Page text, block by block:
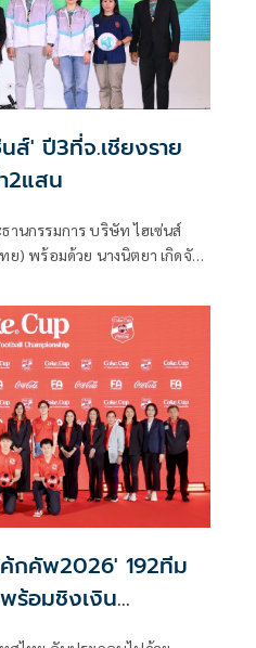
ส์' ปี3ที่จ.เชียงราย
2แสน
านกรรมการ บริษัท ไฮเซ่นส์
ย) พร้อมด้วย นางนิตยา เกิดจัน
ลงข่าว “การแข่งขันฟุตบอล 7
3” และ จับสลากแบ่งกลุ่มการ
ติยะไพรัช ประธานสภา
ชยา โกแสนตอ เป็นที่ปรึกษา
ไนเต็ด, "วาว" จารุวัฒน์ พริบไหว
ฟุตบอลทีมชาติไทย ที่ ห้อง
ะเกียรติ 7 รอบพระชนมพรรษา
ค้กคัพ2026' 192ทีม
ร้อมชิงเงิน